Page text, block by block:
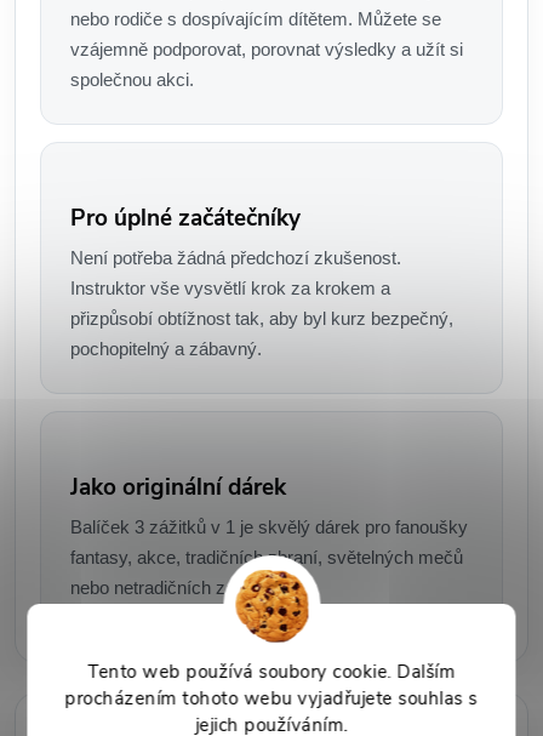
Tento web používá soubory cookie. Dalším
procházením tohoto webu vyjadřujete souhlas s
jejich používáním.
nebo rodiče s dospívajícím dítětem. Můžete se
vzájemně podporovat, porovnat výsledky a užít si
společnou akci.
Pro úplné začátečníky
Není potřeba žádná předchozí zkušenost.
Instruktor vše vysvětlí krok za krokem a
přizpůsobí obtížnost tak, aby byl kurz bezpečný,
pochopitelný a zábavný.
Jako originální dárek
Balíček 3 zážitků v 1 je skvělý dárek pro fanoušky
fantasy, akce, tradičních zbraní, světelných mečů
nebo netradičních zážitků.